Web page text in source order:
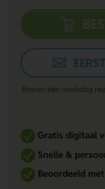
Binnen één werkdag
Gratis digitaal
Snelle &
Beoordeeld